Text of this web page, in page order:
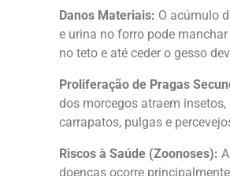
Danos Materiais: O acúmulo
e urina no forro pode
no teto e até ceder o gesso
Proliferação de Pragas
dos morcegos atraem insetos,
carrapatos, pulgas e
Riscos à Saúde (Zoonoses):
doenças ocorre